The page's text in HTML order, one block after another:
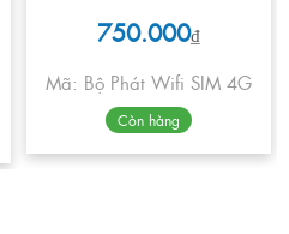
750.000₫
Mã: Bộ Phát Wifi SIM 4G
Còn hàng